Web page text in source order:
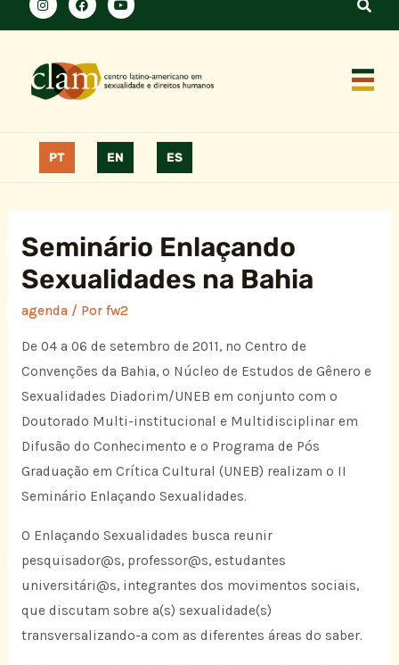
PT EN ES
Seminário Enlaçando
Sexualidades na Bahia
agenda/ Por fw2
De 04 a 06 de setembro de 2011, no Centro de
Convenções da Bahia, o Núcleo de Estudos de Gênero e
Sexualidades Diadorim/UNEB em conjunto com o
Doutorado Multi-institucional e Multidisciplinar em
Difusão do Conhecimento e o Programa de Pós
Graduação em Crítica Cultural (UNEB) realizam o II
Seminário Enlaçando Sexualidades.
O Enlaçando Sexualidades busca reunir
pesquisador@s, professor@s, estudantes
universitári@s, integrantes dos movimentos sociais,
que discutam sobre a(s) sexualidade(s)
transversalizando-a com as diferentes áreas do saber.